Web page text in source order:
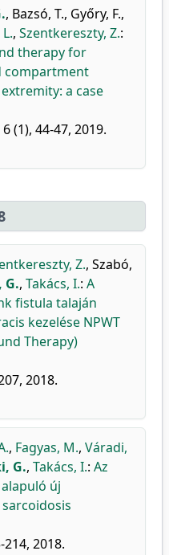
, Bazsó, T., Győry, F.,
, Szentkereszty, Z.:
therapy for
compartment
a case
6 (1), 44-47, 2019.
Z., Szabó,
G., Takács, I.: A
fistula talaján
kezelése NPWT
Therapy)
2018.
, Fagyas, M., Váradi,
G., Takács, I.: Az
új
214, 2018.